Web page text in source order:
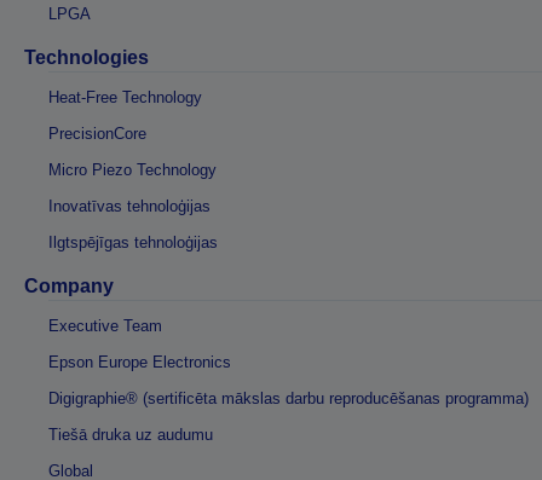
LPGA
Technologies
Heat-Free Technology
PrecisionCore
Micro Piezo Technology
Inovatīvas tehnoloģijas
Ilgtspējīgas tehnoloģijas
Company
Executive Team
Epson Europe Electronics
Digigraphie® (sertificēta mākslas darbu reproducēšanas programma)
Tiešā druka uz audumu
Global